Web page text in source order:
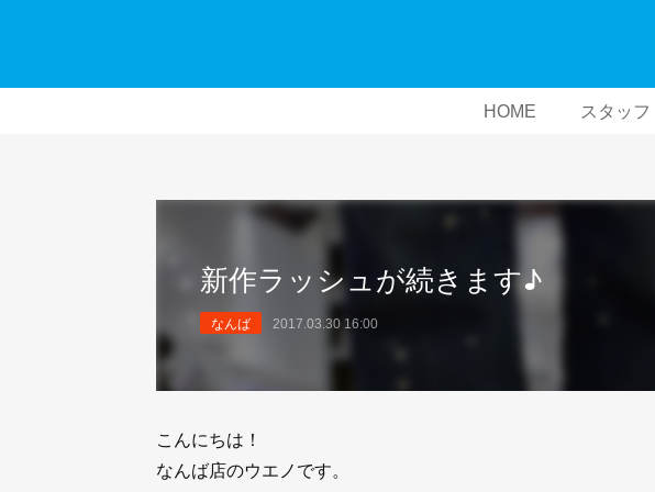
HOME スタッフ
新作ラッシュが続きます♪
なんば 2017.03.30 16:00
こんにちは！
なんば店のウエノです。